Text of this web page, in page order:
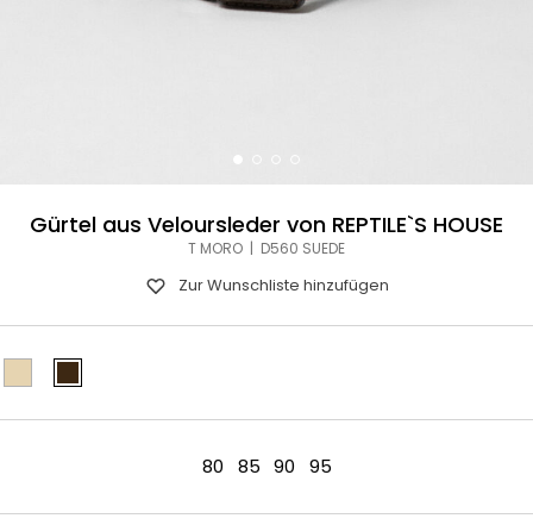
Gürtel aus Veloursleder von REPTILE`S HOUSE
T MORO | D560 SUEDE
Zur Wunschliste hinzufügen
80 85 90 95